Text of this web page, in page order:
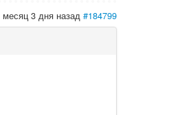
месяц 3 дня назад #184799